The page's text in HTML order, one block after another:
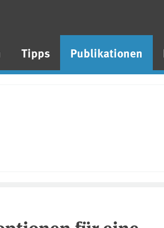
Tipps Publikationen